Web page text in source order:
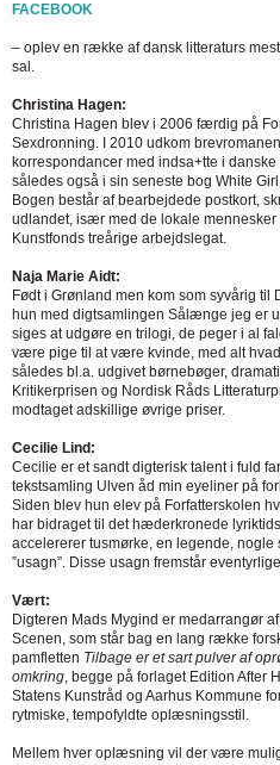
FACEBOOK
– oplev en række af dansk litteraturs
sal.
Christina Hagen:
Christina Hagen blev i 2006 færdig på
Sexdronning. I 2010 udkom
korrespondancer med indsa+tte i
således også i sin seneste bog White
Bogen består af bearbejdede postkort,
udlandet, især med de lokale
Kunstfonds treårige arbejdslegat.
Naja Marie Aidt:
Født i Grønland men kom som syvårig
hun med digtsamlingen Sålænge jeg er
siges at udgøre en trilogi, de peger i al
være pige til at være kvinde, med alt
således bl.a. udgivet børnebøger,
Kritikerprisen og Nordisk Råds
modtaget adskillige øvrige priser.
Cecilie Lind:
Cecilie er et sandt digterisk talent i fuld
tekstsamling Ulven åd min eyeliner på
Siden blev hun elev på Forfatterskolen
har bidraget til det hæderkronede
accelererer tusmørke, en legende,
”usagn”. Disse usagn fremstår
Vært:
Digteren Mads Mygind er medarrangør
Scenen, som står bag en lang række
pamfletten Tilbage er et sart pulver af
omkring, begge på forlaget Edition After
Statens Kunstråd og Aarhus Kommune
rytmiske, tempofyldte oplæsningsstil.
Mellem hver oplæsning vil der være